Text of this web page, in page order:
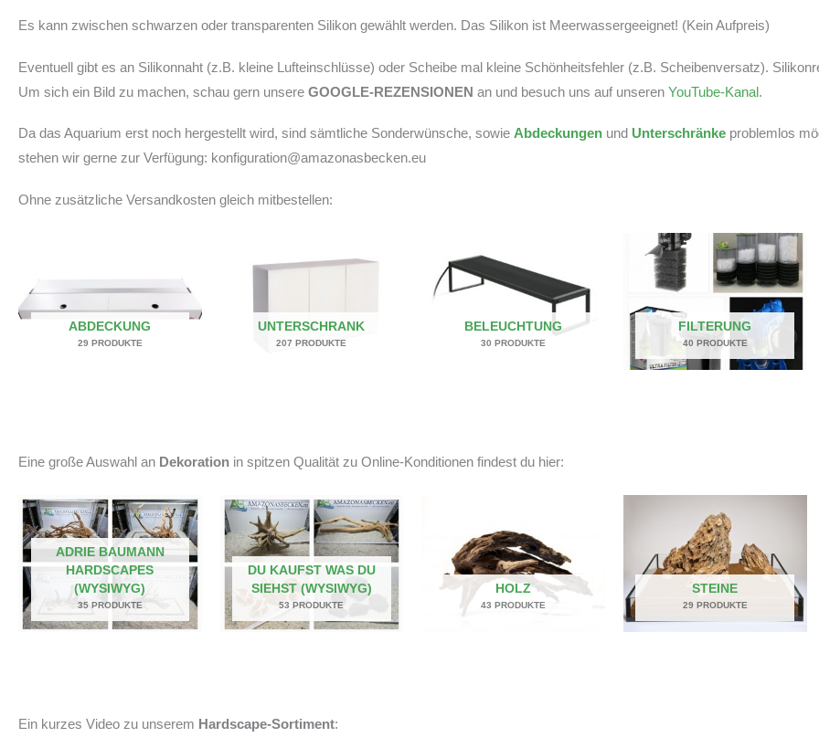
Es kann zwischen schwarzen oder transparenten Silikon gewählt werden. Das Silikon ist Meerwassergeeignet! (Kein Aufpreis)
Eventuell gibt es an Silikonnaht (z.B. kleine Lufteinschlüsse) oder Scheibe mal kleine Schönheitsfehler (z.B. Scheibenversatz).
Um sich ein Bild zu machen, schau gern unsere GOOGLE-REZENSIONEN an und besuch uns auf unseren YouTube-Kanal.
Da das Aquarium erst noch hergestellt wird, sind sämtliche Sonderwünsche, sowie Abdeckungen und Unterschränke problemlos
stehen wir gerne zur Verfügung: konfiguration@amazonasbecken.eu
Ohne zusätzliche Versandkosten gleich mitbestellen:
ABDECKUNG
29 PRODUKTE
UNTERSCHRANK
207 PRODUKTE
BELEUCHTUNG
30 PRODUKTE
FILTERUNG
40 PRODUKTE
Eine große Auswahl an Dekoration in spitzen Qualität zu Online-Konditionen findest du hier:
ADRIE BAUMANN
HARDSCAPES
(WYSIWYG)
35 PRODUKTE
DU KAUFST WAS DU
SIEHST (WYSIWYG)
53 PRODUKTE
HOLZ
43 PRODUKTE
STEINE
29 PRODUKTE
Ein kurzes Video zu unserem Hardscape-Sortiment: